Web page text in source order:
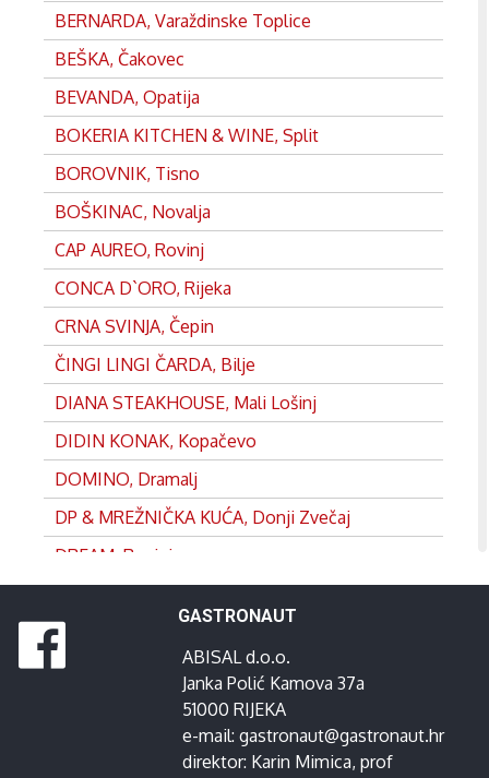
BERNARDA, Varaždinske Toplice
BEŠKA, Čakovec
BEVANDA, Opatija
BOKERIA KITCHEN & WINE, Split
BOROVNIK, Tisno
BOŠKINAC, Novalja
CAP AUREO, Rovinj
CONCA D`ORO, Rijeka
CRNA SVINJA, Čepin
ČINGI LINGI ČARDA, Bilje
DIANA STEAKHOUSE, Mali Lošinj
DIDIN KONAK, Kopačevo
DOMINO, Dramalj
DP & MREŽNIČKA KUĆA, Donji Zvečaj
DREAM, Rovinj
EDEN, Satnica
FRANKOPAN, Ogulin
GANEUM, Lovran
GOSPOJA, Vrbnik
GASTRONAUT
ABISAL d.o.o.
Janka Polić Kamova 37a
51000 RIJEKA
e-mail: gastronaut@gastronaut.hr
direktor: Karin Mimica, prof